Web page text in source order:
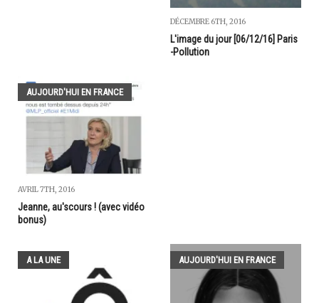
DÉCEMBRE 6TH, 2016
L'image du jour [06/12/16] Paris
-Pollution
AUJOURD'HUI EN FRANCE
AVRIL 7TH, 2016
Jeanne, au'scours ! (avec vidéo
bonus)
A LA UNE AUJOURD'HUI EN FRANCE